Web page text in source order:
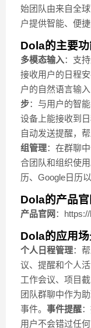
始团队由来自全
户提供智能、便
Dola的主要
多模态输入：支
接收用户的日程安
户的自然语言输
步：与用户的智
设备上能接收到日
自动发送提醒，
组管理：在群聊
合团队和组织使用
历、Google日历
Dola的产品官
产品官网 ：
Dola的应用
个人日程管理：
议、提醒和个人活
工作会议、项目
团队群聊中作为
事件。 事件提醒
用户不会错过任何